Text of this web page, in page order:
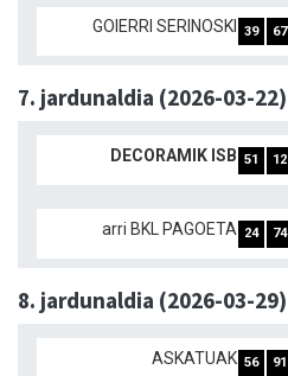
GOIERRI SERINOSKI 39 67
7. jardunaldia (2026-03-22)
DECORAMIK ISB 51 12
arri BKL PAGOETA 24 74
8. jardunaldia (2026-03-29)
ASKATUAK 56 91